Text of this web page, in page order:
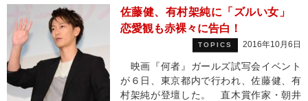
佐藤健、有村架純に「ズルい女」
恋愛観も赤裸々に告白！
TOPICS 2016年10月6日
映画『何者』ガールズ試写会イベント
が６日、東京都内で行われ、佐藤健、有
村架純が登壇した。 直木賞作家・朝井